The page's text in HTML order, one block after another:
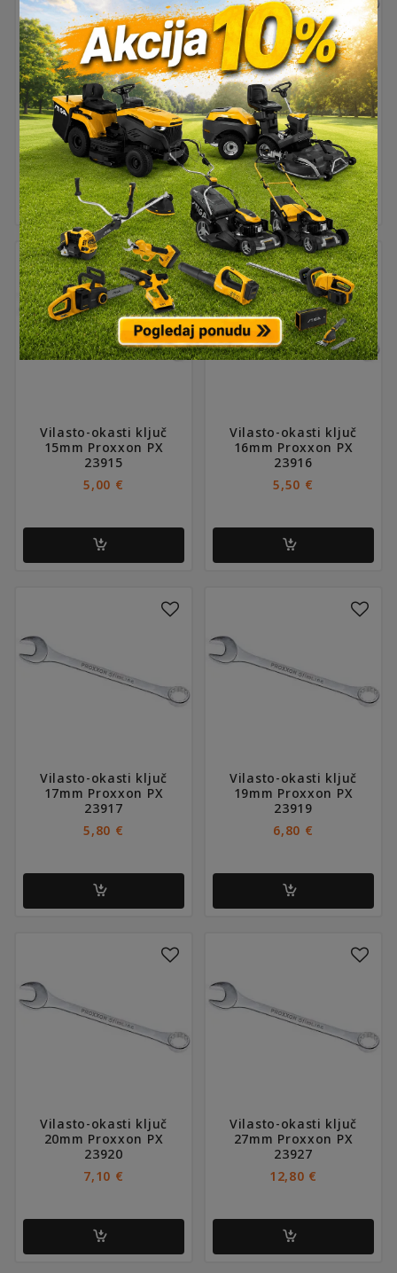
Vilasto-okasti ključ
24mm Proxxon PX
23924
10,60€
Vilasto-okasti ključ
14mm Proxxon PX
23914
4,50€
Vilasto-okasti ključ
15mm Proxxon PX
23915
5,00 €
Vilasto-okasti ključ
16mm Proxxon PX
23916
5,50 €
Vilasto-okasti ključ
17mm Proxxon PX
23917
5,80 €
Vilasto-okasti ključ
19mm Proxxon PX
23919
6,80 €
Vilasto-okasti ključ
20mm Proxxon PX
23920
7,10 €
Vilasto-okasti ključ
27mm Proxxon PX
23927
12,80 €